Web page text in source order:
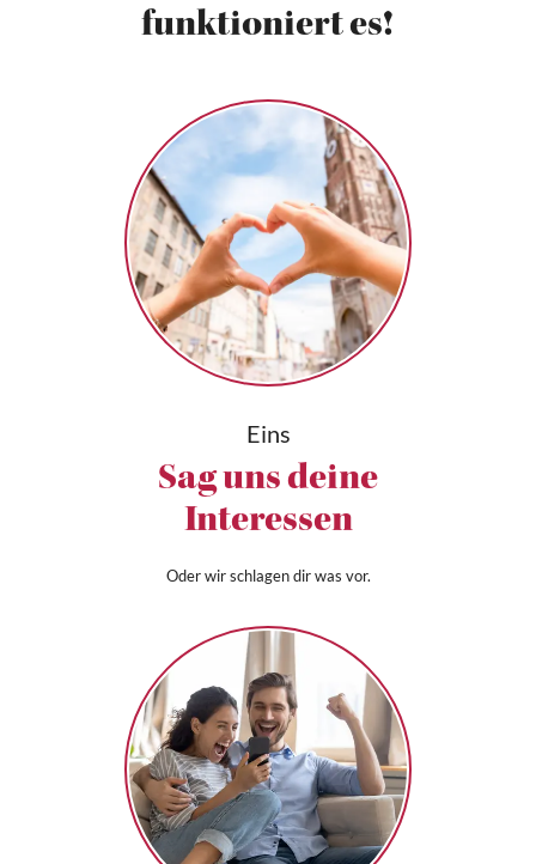
funktioniert es!
Eins
Sag uns deine
Interessen
Oder wir schlagen dir was vor.